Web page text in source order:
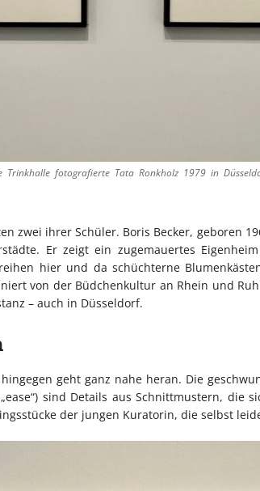
Trinkhalle fotografierte Tata Ronkholz 1979 in
zwei ihrer Schüler. Boris Becker, geboren
Er zeigt ein zugemauertes
hier und da schüchterne
von der Büdchenkultur an Rhein und
– auch in Düsseldorf.
hingegen geht ganz nahe heran. Die
sind Details aus Schnittmustern, die
der jungen Kuratorin, die selbst